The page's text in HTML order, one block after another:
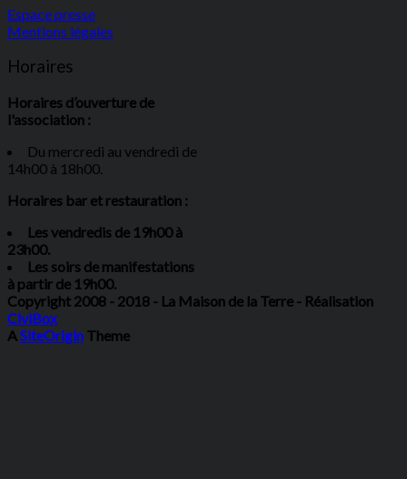
Espace presse
Mentions légales
Horaires
Horaires d’ouverture de
l'association :
Du mercredi au vendredi de
14h00 à 18h00.
Horaires bar et restauration :
Les vendredis de 19h00 à
23h00.
Les soirs de manifestations
à partir de 19h00.
Copyright 2008 - 2018 - La Maison de la Terre - Réalisation
CiviBox
ASiteOrigin Theme